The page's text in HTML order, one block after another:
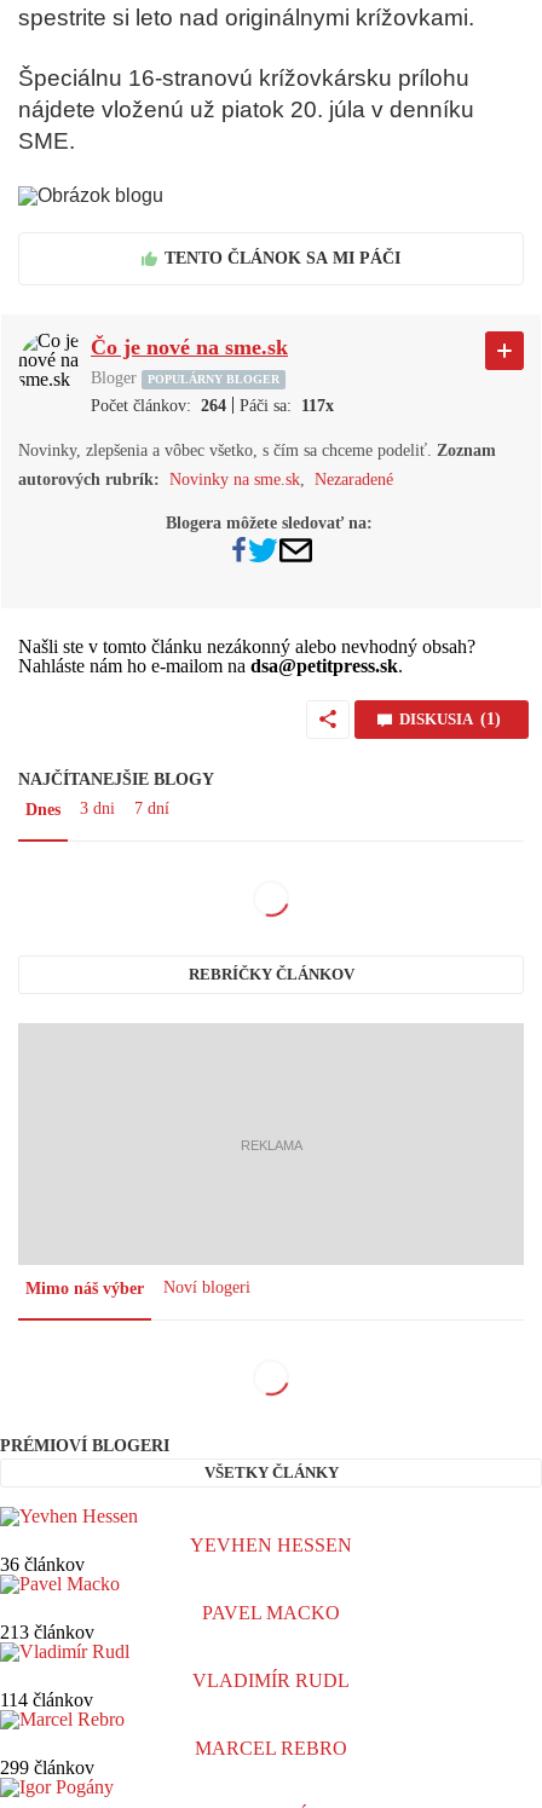
spestrite si leto nad originálnymi krížovkami.
Špeciálnu 16-stranovú krížovkársku prílohu
nájdete vloženú už piatok 20. júla v denníku
SME.
TENTO ČLÁNOK SA MI PÁČI
Čo je nové na sme.sk
Bloger POPULÁRNY BLOGER
Počet článkov: 264 | Páči sa: 117x
Novinky, zlepšenia a vôbec všetko, s čím sa chceme podeliť. Zoznam
autorových rubrík: Novinky na sme.sk Nezaradené
Blogera môžete sledovať na:
Našli ste v tomto článku nezákonný alebo nevhodný obsah?
Nahláste nám ho e-mailom na dsa@petitpress.sk.
DISKUSIA (1)
NAJČÍTANEJŠIE BLOGY
Dnes
3 dni 7 dní
REBRÍČKY ČLÁNKOV
reklama
Mimo náš výber Noví blogeri
PRÉMIOVÍ BLOGERI
VŠETKY ČLÁNKY
YEVHEN HESSEN
36 článkov
PAVEL MACKO
213 článkov
VLADIMÍR RUDL
114 článkov
MARCEL REBRO
299 článkov